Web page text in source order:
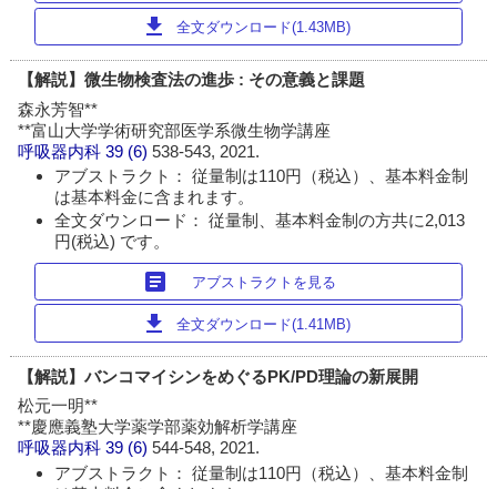
download 全文ダウンロード(1.43MB)
【解説】微生物検査法の進歩 : その意義と課題
森永芳智**
**富山大学学術研究部医学系微生物学講座
呼吸器内科 39 (6)538-543, 2021.
アブストラクト： 従量制は110円（税込）、基本料金制
は基本料金に含まれます。
全文ダウンロード： 従量制、基本料金制の方共に2,013
円(税込) です。
article アブストラクトを見る
download 全文ダウンロード(1.41MB)
【解説】バンコマイシンをめぐるPK/PD理論の新展開
松元一明**
**慶應義塾大学薬学部薬効解析学講座
呼吸器内科 39 (6)544-548, 2021.
アブストラクト： 従量制は110円（税込）、基本料金制